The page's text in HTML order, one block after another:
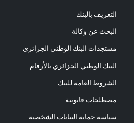
التعريف بالبنك
البحث عن وكالة
مستجدات البنك الوطني الجزائري
البنك الوطني الجزائري بالأرقام
الشروط العامة للبنك
مصطلحات قانونية
سياسة حماية البيانات الشخصية